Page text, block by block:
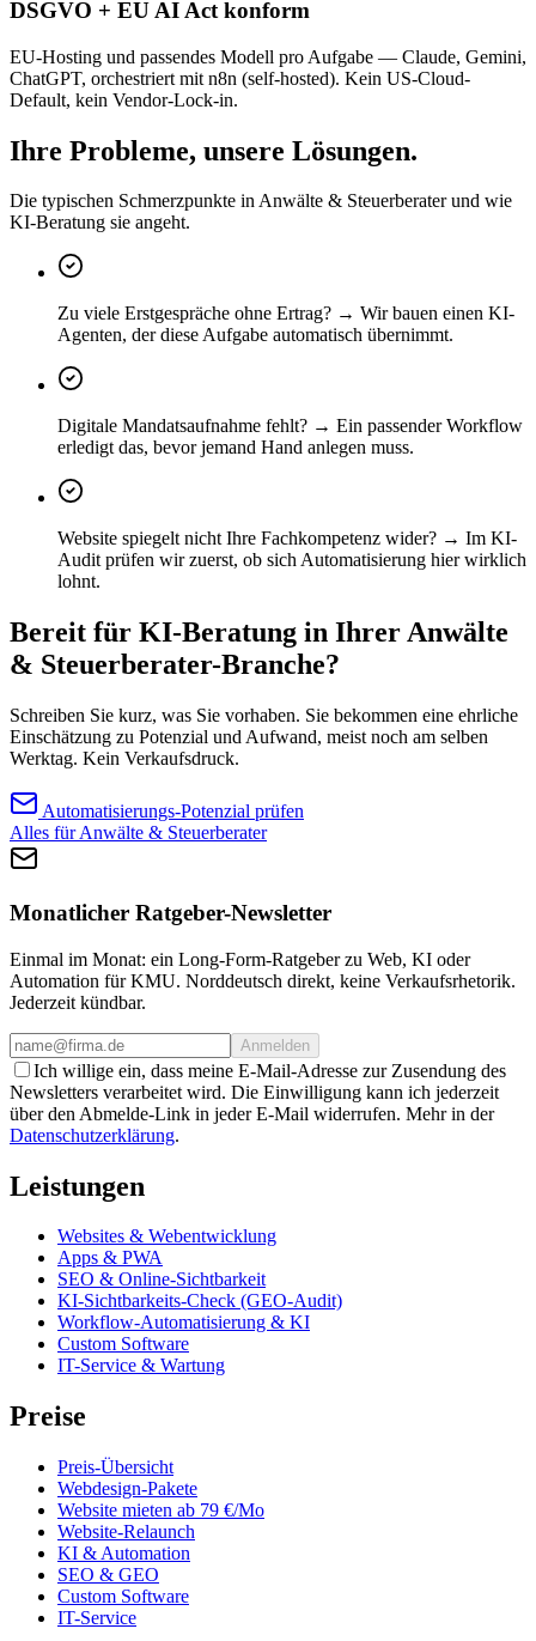
DSGVO + EU AI Act konform
EU-Hosting und passendes Modell pro Aufgabe — Claude, Gemini,
ChatGPT, orchestriert mit n8n (self-hosted). Kein US-Cloud-
Default, kein Vendor-Lock-in.
Ihre Probleme, unsere Lösungen.
Die typischen Schmerzpunkte in Anwälte & Steuerberater und wie
KI-Beratung sie angeht.
Zu viele Erstgespräche ohne Ertrag? → Wir bauen einen KI-
Agenten, der diese Aufgabe automatisch übernimmt.
Digitale Mandatsaufnahme fehlt? → Ein passender Workflow
erledigt das, bevor jemand Hand anlegen muss.
Website spiegelt nicht Ihre Fachkompetenz wider? → Im KI-
Audit prüfen wir zuerst, ob sich Automatisierung hier wirklich
lohnt.
Bereit für KI-Beratung in Ihrer Anwälte
& Steuerberater-Branche?
Schreiben Sie kurz, was Sie vorhaben. Sie bekommen eine ehrliche
Einschätzung zu Potenzial und Aufwand, meist noch am selben
Werktag. Kein Verkaufsdruck.
Automatisierungs-Potenzial prüfen
Alles für Anwälte & Steuerberater
Monatlicher Ratgeber-Newsletter
Einmal im Monat: ein Long-Form-Ratgeber zu Web, KI oder
Automation für KMU. Norddeutsch direkt, keine Verkaufsrhetorik.
Jederzeit kündbar.
Anmelden
Ich willige ein, dass meine E-Mail-Adresse zur Zusendung des
Newsletters verarbeitet wird. Die Einwilligung kann ich jederzeit
über den Abmelde-Link in jeder E-Mail widerrufen. Mehr in der
Datenschutzerklärung.
Leistungen
Websites & Webentwicklung
Apps & PWA
SEO & Online-Sichtbarkeit
KI-Sichtbarkeits-Check (GEO-Audit)
Workflow-Automatisierung & KI
Custom Software
IT-Service & Wartung
Preise
Preis-Übersicht
Webdesign-Pakete
Website mieten ab 79 €/Mo
Website-Relaunch
KI & Automation
SEO & GEO
Custom Software
IT-Service